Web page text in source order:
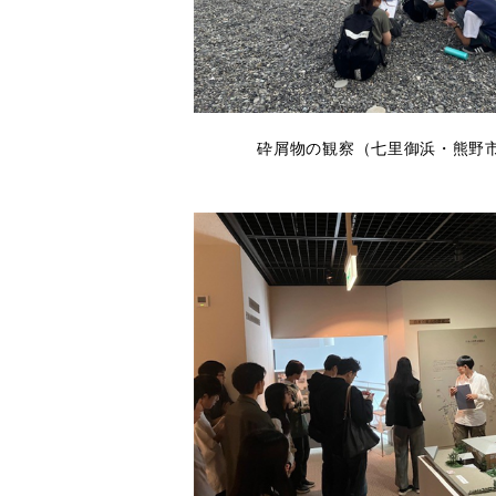
砕屑物の観察（七里御浜・熊野